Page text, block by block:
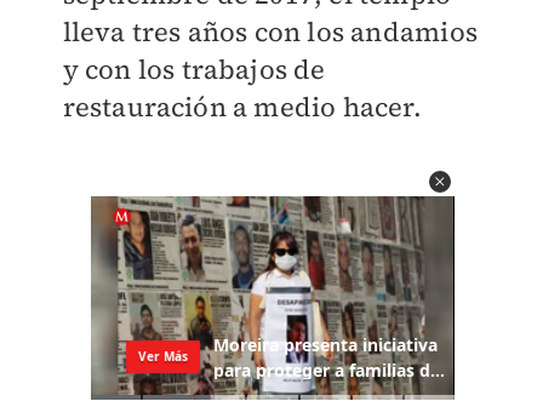
lleva tres años con los andamios
y con los trabajos de
restauración a medio hacer.